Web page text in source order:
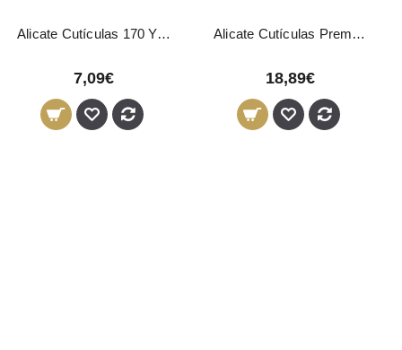
Alicate Cutículas 170 Yahari Ackermann
7,09€
Alicate Cutículas Premium 11,8 cm - 3 mm
18,89€